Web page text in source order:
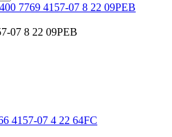
7769 4157-07 8 22 09PEB
07 8 22 09PEB